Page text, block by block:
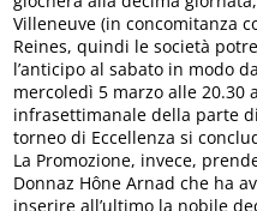
Villeneuve (in concomitanza
Reines, quindi le società
l’anticipo al sabato in modo
mercoledì 5 marzo alle 20.30
infrasettimanale della parte
torneo di Eccellenza si
La Promozione, invece,
Donnaz Hône Arnad che ha
inserire all’ultimo la nobile